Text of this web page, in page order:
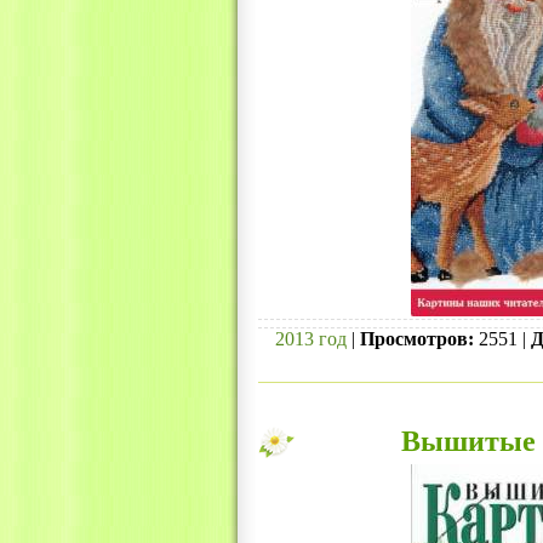
2013 год| Просмотров: 2551 |
Вышитые